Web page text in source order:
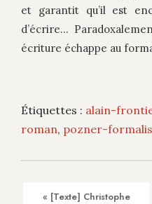
et garantit qu’il est
d’écrire…
écriture échappe au
Étiquettes : alain-
roman, pozner-
« [Texte] Christophe